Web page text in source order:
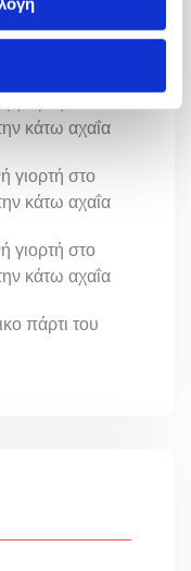
πάρτι του
κάτω αχαΐα
γιορτή στο
κάτω αχαΐα
γιορτή στο
κάτω αχαΐα
πάρτι του